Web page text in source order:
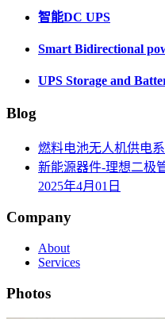
智能DC UPS
Smart Bidirectional
UPS Storage and
Blog
燃料电池无人机供电
新能源器件-理想二极
2025年4月01日
Company
About
Services
Photos